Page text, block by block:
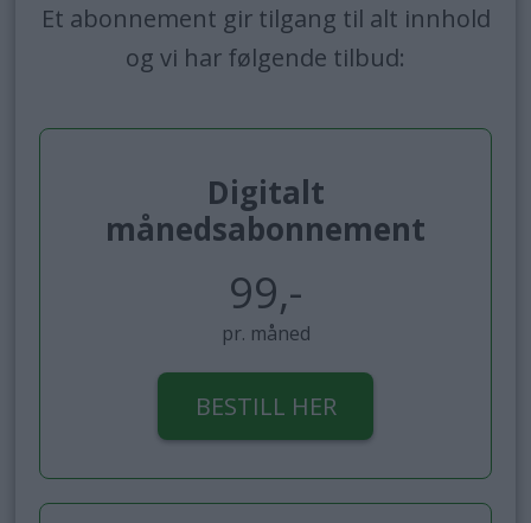
Et abonnement gir tilgang til alt innhold
og vi har følgende tilbud:
Digitalt
månedsabonnement
99,-
pr. måned
BESTILL HER